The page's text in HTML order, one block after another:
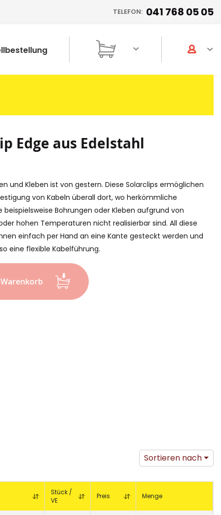
TELEFON: 041 768 05 05
Edge aus Edelstahl
und Kleben ist von gestern. Diese Solarclips ermöglichen
von Kabeln überall dort, wo herkömmliche
beispielsweise Bohrungen oder Kleben aufgrund von
hohen Temperaturen nicht realisierbar sind. All diese
einfach per Hand an eine Kante gesteckt werden und
eine flexible Kabelführung.
Sortieren nach
Stück /
VE
Preis Menge